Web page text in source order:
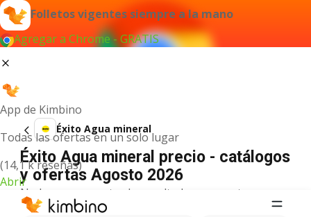
Folletos vigentes siempre a la mano
Agregar a Chrome - GRATIS
App de Kimbino
Todas las ofertas en un solo lugar
(14,1 k reseñas)
Abrir
Éxito Agua mineral
Éxito Agua mineral precio - catálogos
y ofertas Agosto 2026
No hemos encontrado resultados para este
término.